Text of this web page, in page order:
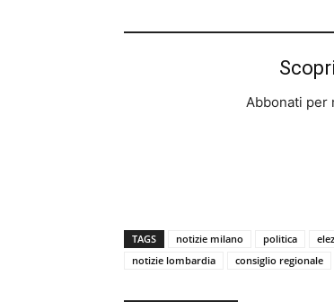
Abbonati per
TAGS notizie milano politica
notizie lombardia
consiglio regionale